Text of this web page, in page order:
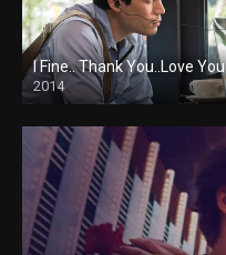
I Fine.. Thank You..Love You
2014